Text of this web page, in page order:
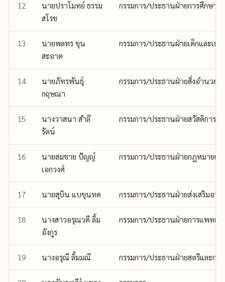
12
นายปราโมทย์ ธรรม
สโรช
กรรมการ/ประธานฝ่ายการศึกษา
13
นายพลทร ขุน
สะอาด
กรรมการ/ประธานฝ่ายเด็กและเย
14
นายภัทรพันธุ์
กฤษณา
กรรมการ/ประธานฝ่ายสิ่งอำนวย
15
นางวาสนา สำลี
รัตน์
กรรมการ/ประธานฝ่ายสวัสดิการ
16
นายสมชาย ปัญญ์
เอกวงศ์
กรรมการ/ประธานฝ่ายกฎหมายแ
17 นายสุบิน แบขุนทด กรรมการ/ประธานฝ่ายส่งเสริมอา
18
นางสาวอรุณวดี ลิ้ม
อังกูร
กรรมการ/ประธานฝ่ายการแพทย์
19 นางอรุณี ลิ้มมณี กรรมการ/ประธานฝ่ายสตรีและกลุ่